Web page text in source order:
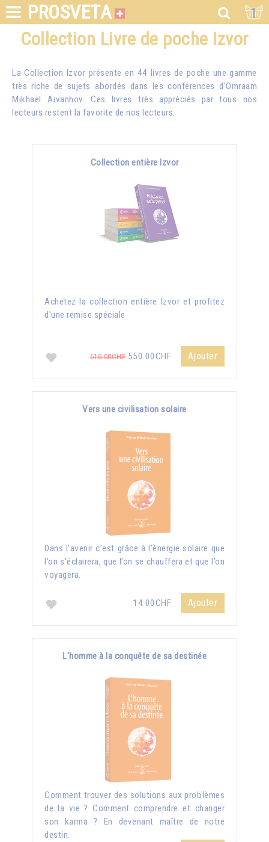
PROSVETA 1
Collection Livre de poche Izvor
La Collection Izvor présente en 44 livres de poche une gamme
très riche de sujets abordés dans les conférences d'Omraam
Mikhaël Aïvanhov. Ces livres très appréciés par tous nos
lecteurs restent la favorite de nos lecteurs.
Collection entière Izvor
Achetez la collection entière Izvor et profitez
d'une remise spéciale
616.00CHF 550.00CHF Ajouter
Vers une civilisation solaire
Dans l’avenir c’est grâce à l’énergie solaire que
l’on s’éclairera, que l’on se chauffera et que l’on
voyagera.
14.00CHF Ajouter
L'homme à la conquête de sa destinée
Comment trouver des solutions aux problèmes
de la vie ? Comment comprendre et changer
son karma ? En devenant maître de notre
destin.